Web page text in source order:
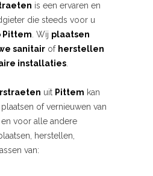
is een ervaren en
die steeds voor u
Pittem . Wij plaatsen
sanitair of herstellen
installaties
uit Pittem kan
of vernieuwen van
voor alle andere
herstellen,
van: